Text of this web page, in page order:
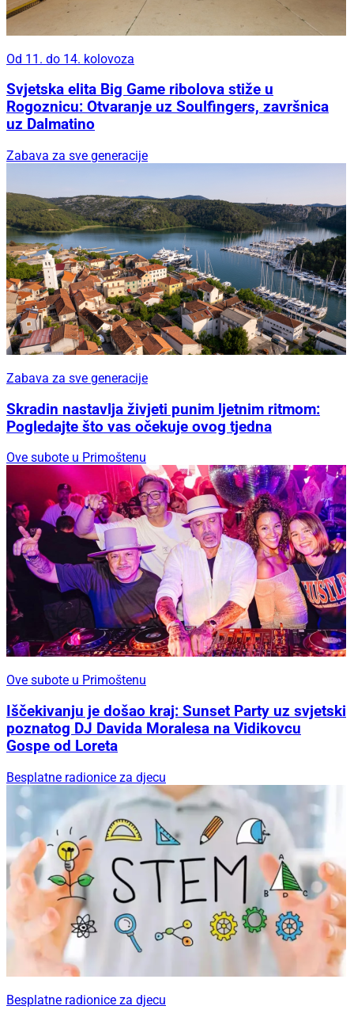
Od 11. do 14. kolovoza
Svjetska elita Big Game ribolova stiže u
Rogoznicu: Otvaranje uz Soulfingers, završnica
uz Dalmatino
Zabava za sve generacije
Zabava za sve generacije
Skradin nastavlja živjeti punim ljetnim ritmom:
Pogledajte što vas očekuje ovog tjedna
Ove subote u Primoštenu
Ove subote u Primoštenu
Iščekivanju je došao kraj: Sunset Party uz svjetski
poznatog DJ Davida Moralesa na Vidikovcu
Gospe od Loreta
Besplatne radionice za djecu
Besplatne radionice za djecu